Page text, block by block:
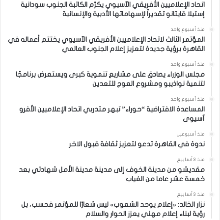
اتحاد الإعلاميين الأفريقي الآسيوي يكرّم الكاتبة الجنوب سودانية
إستيلا قايتانو تقديراً لإسهاماتها الأدبية والإنسانية
منذ أسبوع واحد
المؤتمر الثالث لاتحاد الإعلاميين الأفريقي الآسيوي يختتم أعماله في
القاهرة برؤية جديدة لتعزيز إعلام الجنوب العالمي
منذ أسبوع واحد
مجلس الوزراء يصادق على مشاريع تنموية كبرى ويستعرض برنامجًا
لتنمية نواذيبو ومشروع العوج للتعدين
منذ أسبوع واحد
المساعدة الافتراضية “حوراء” تبهر متدربي اتحاد الإعلاميين الأفرو
آسيوى
منذ أسبوعين
ندوة في القاهرة تدعو لتعزيز ثقافة قبول الاخر
منذ 3 أسابيع
مقديشو من مدينة الخوف إلى مدينة مدينة الأمل شهادتي بعد
خمسة عشر عاما من الغياب
منذ 3 أسابيع
نزار الخالد: «إعلام يوحد الشعوب» ليس شعارًا للمؤتمر فحسب، بل
رؤية لبناء إعلام مهني يعزز الحوار والسلام